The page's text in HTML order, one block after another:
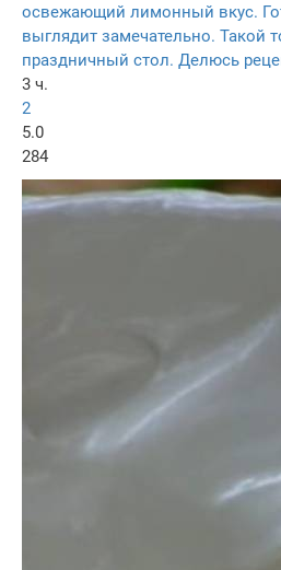
освежающий лимонный вкус.
выглядит замечательно. Такой
праздничный стол. Делюсь
3 ч.
2
5.0
284